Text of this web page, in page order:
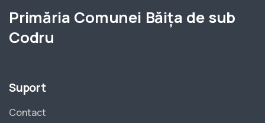
Primăria Comunei Băița de sub
Codru
Suport
Contact